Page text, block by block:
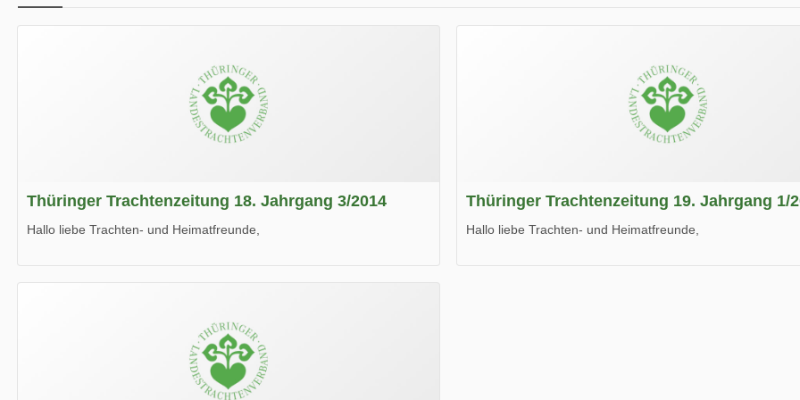
Thüringer Trachtenzeitung 18. Jahrgang 3/2014
Hallo liebe Trachten- und Heimatfreunde,
Wir wünschen Euch viel Spaß beim Lesen.
Thüringer Trachtenzeitung 19. Jahrgang 1/
Hallo liebe Trachten- und Heimatfreunde,